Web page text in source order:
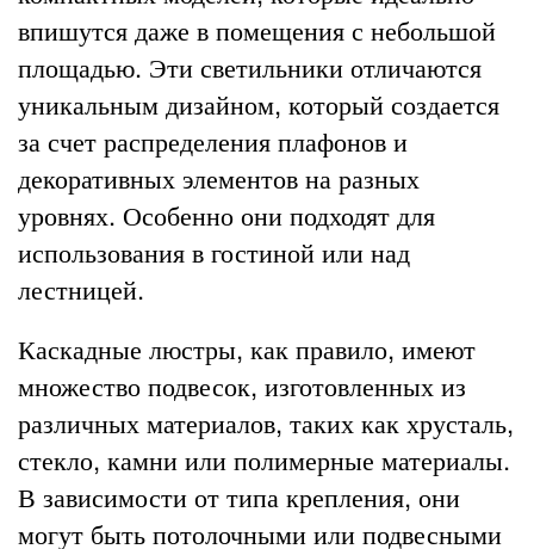
впишутся даже в помещения с небольшой
площадью. Эти светильники отличаются
уникальным дизайном, который создается
за счет распределения плафонов и
декоративных элементов на разных
уровнях. Особенно они подходят для
использования в гостиной или над
лестницей.
Каскадные люстры, как правило, имеют
множество подвесок, изготовленных из
различных материалов, таких как хрусталь,
стекло, камни или полимерные материалы.
В зависимости от типа крепления, они
могут быть потолочными или подвесными